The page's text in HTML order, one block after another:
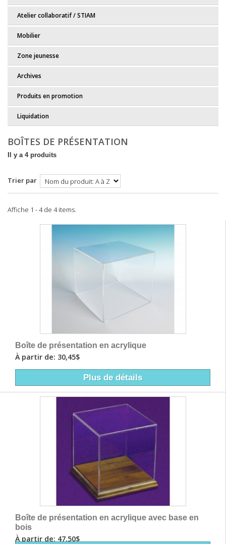
Atelier collaboratif / STIAM
Mobilier
Zone jeunesse
Archives
Produits en promotion
Liquidation
BOÎTES DE PRÉSENTATION
Il y a 4 produits
Trier par
Affiche 1 - 4 de 4 items.
Boîte de présentation en acrylique
À partir de: 30,45$
Plus de détails
Boîte de présentation en acrylique avec base en
bois
À partir de: 47,50$